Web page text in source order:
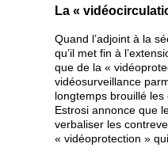
La «
Quand l’adjoint à la
qu’il met fin à
que de la «
vidéosurveillance
longtemps brouillé
Estrosi annonce que
verbaliser les
« vidéoprotection »